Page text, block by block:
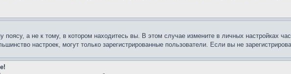
а не к тому, в котором находитесь вы. В этом случае измените в личных настройках
настроек, могут только зарегистрированные пользователи. Если вы не